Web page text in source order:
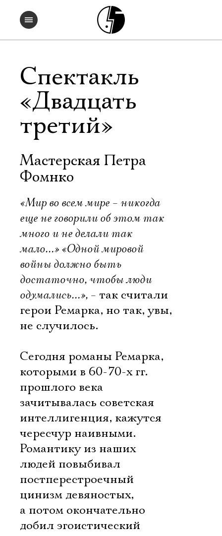
Спектакль
«Двадцать
третий»
Мастерская Петра
Фомнко
«Мир во всем мире – никогда
еще не говорили об этом так
много и не делали так
мало…» «Одной мировой
войны должно быть
достаточно, чтобы люди
одумались…», – так считали
герои Ремарка, но так, увы,
не случилось.
Сегодня романы Ремарка,
которыми в 60-70-х гг.
прошлого века
зачитывалась советская
интеллигенция, кажутся
чересчур наивными.
Романтику из наших
людей повыбивал
постперестроечный
цинизм девяностых,
а потом окончательно
добил эгоистический